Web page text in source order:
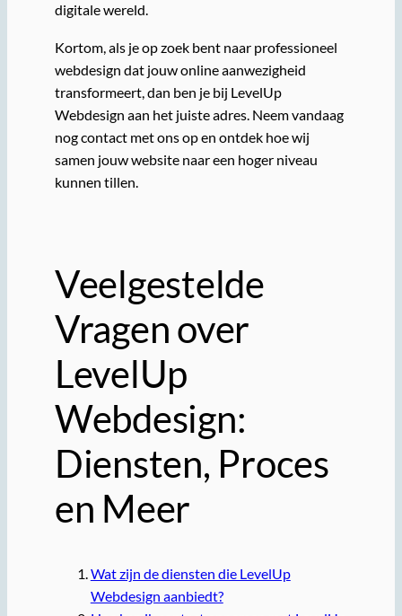
digitale wereld.
Kortom, als je op zoek bent naar professioneel
webdesign dat jouw online aanwezigheid
transformeert, dan ben je bij LevelUp
Webdesign aan het juiste adres. Neem vandaag
nog contact met ons op en ontdek hoe wij
samen jouw website naar een hoger niveau
kunnen tillen.
Veelgestelde
Vragen over
LevelUp
Webdesign:
Diensten, Proces
en Meer
Wat zijn de diensten die LevelUp
Webdesign aanbiedt?